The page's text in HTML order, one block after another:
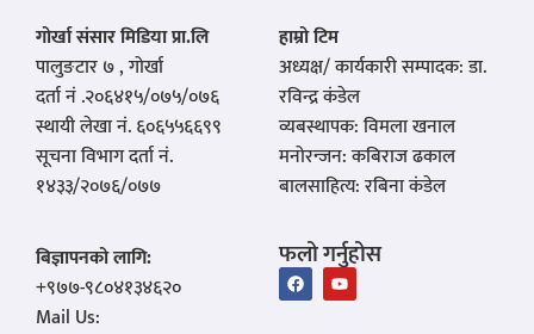
गोर्खा संसार मिडिया प्रा.लि
पालुङटार ७ , गोर्खा
दर्ता नं .२०६४१५/०७५/०७६
स्थायी लेखा नं. ६०६५५६६९९
सूचना विभाग दर्ता नं.
१४३३/२०७६/०७७
हाम्रो टिम
अध्यक्ष/ कार्यकारी सम्पादक: डा.
रविन्द्र कंडेल
व्यबस्थापक: विमला खनाल
मनोरन्जन: कबिराज ढकाल
बालसाहित्य: रबिना कंडेल
बिज्ञापनको लागि:
‪+९७७-९८०४१३४६२०‬
Mail Us:
फलो गर्नुहोस